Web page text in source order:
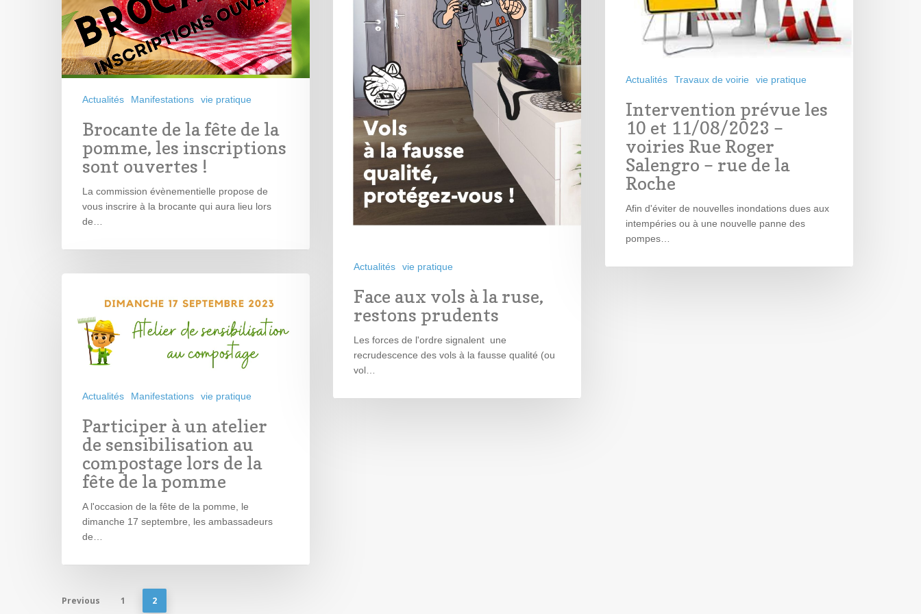
Actualités Manifestations vie pratique
Brocante de la fête de la
pomme, les inscriptions
sont ouvertes !
La commission évènementielle propose de
vous inscrire à la brocante qui aura lieu lors
de…
Actualités vie pratique
Face aux vols à la ruse,
restons prudents
Les forces de l'ordre signalent une
recrudescence des vols à la fausse qualité (ou
vol…
Actualités Travaux de voirie vie pratique
Intervention prévue les
10 et 11/08/2023 –
voiries Rue Roger
Salengro – rue de la
Roche
Afin d'éviter de nouvelles inondations dues aux
intempéries ou à une nouvelle panne des
pompes…
Actualités Manifestations vie pratique
Participer à un atelier
de sensibilisation au
compostage lors de la
fête de la pomme
A l'occasion de la fête de la pomme, le
dimanche 17 septembre, les ambassadeurs
de…
Previous 1 2